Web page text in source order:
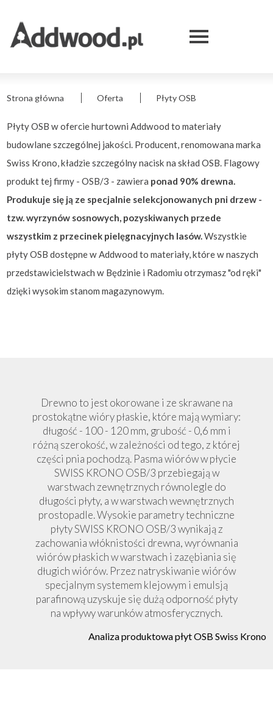
Płyty
OSB
Addwood
hurtownie
stolarskie
Skip
to
main
Przejdź
do
treści
Skip
to
search
Skip
to
footer
nawigacyjna
Strona główna Oferta Płyty OSB
Płyty OSB w ofercie hurtowni Addwood to materiały
budowlane szczególnej jakości. Producent, renomowana marka
Swiss Krono, kładzie szczególny nacisk na skład OSB. Flagowy
produkt tej firmy - OSB/3 - zawiera ponad 90% drewna.
Produkuje się ją ze specjalnie selekcjonowanych pni drzew -
tzw. wyrzynów sosnowych, pozyskiwanych przede
wszystkim z przecinek pielęgnacyjnych lasów.Wszystkie
płyty OSB dostępne w Addwood to materiały, które w naszych
przedstawicielstwach w Będzinie i Radomiu otrzymasz "od ręki"
dzięki wysokim stanom magazynowym.
Drewno to jest okorowane i ze skrawane na
prostokątne wióry płaskie, które mają wymiary:
długość - 100 - 120 mm, grubość - 0,6 mm i
różną szerokość, w zależności od tego, z której
części pnia pochodzą. Pasma wiórów w płycie
SWISS KRONO OSB/3 przebiegają w
warstwach zewnętrznych równolegle do
długości płyty, a w warstwach wewnętrznych
prostopadle. Wysokie parametry techniczne
płyty SWISS KRONO OSB/3 wynikają z
zachowania włóknistości drewna, wyrównania
wiórów płaskich w warstwach i zazębiania się
długich wiórów. Przez natryskiwanie wiórów
specjalnym systemem klejowym i emulsją
parafinową uzyskuje się dużą odporność płyty
na wpływy warunków atmosferycznych.
Analiza produktowa płyt OSB Swiss Krono